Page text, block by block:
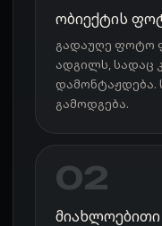
ობიექტის
გადაუღე ფოტო
ადგილს, სადაც
გამოდგება.
02
მიახლოებითი